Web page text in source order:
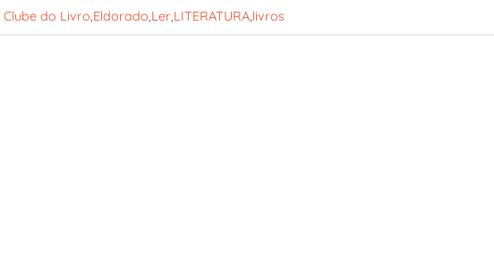
Clube do Livro,Eldorado,Ler,LITERATURA,livros